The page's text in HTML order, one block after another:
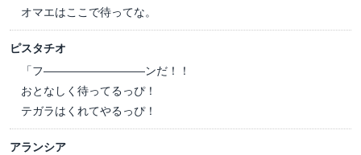
オマエはここで待ってな。
ピスタチオ
「フ―――――――――ンだ！！
おとなしく待ってるっぴ！
テガラはくれてやるっぴ！
アランシア